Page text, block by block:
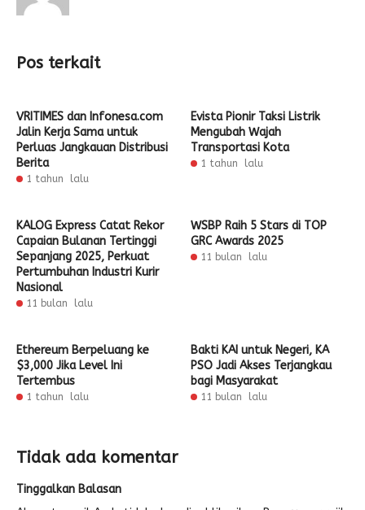
Pos terkait
VRITIMES dan Infonesa.com
Jalin Kerja Sama untuk
Perluas Jangkauan Distribusi
Berita
1 tahun lalu
Evista Pionir Taksi Listrik
Mengubah Wajah
Transportasi Kota
1 tahun lalu
KALOG Express Catat Rekor
Capaian Bulanan Tertinggi
Sepanjang 2025, Perkuat
Pertumbuhan Industri Kurir
Nasional
11 bulan lalu
WSBP Raih 5 Stars di TOP
GRC Awards 2025
11 bulan lalu
Ethereum Berpeluang ke
$3,000 Jika Level Ini
Tertembus
1 tahun lalu
Bakti KAI untuk Negeri, KA
PSO Jadi Akses Terjangkau
bagi Masyarakat
11 bulan lalu
Tidak ada komentar
Tinggalkan Balasan